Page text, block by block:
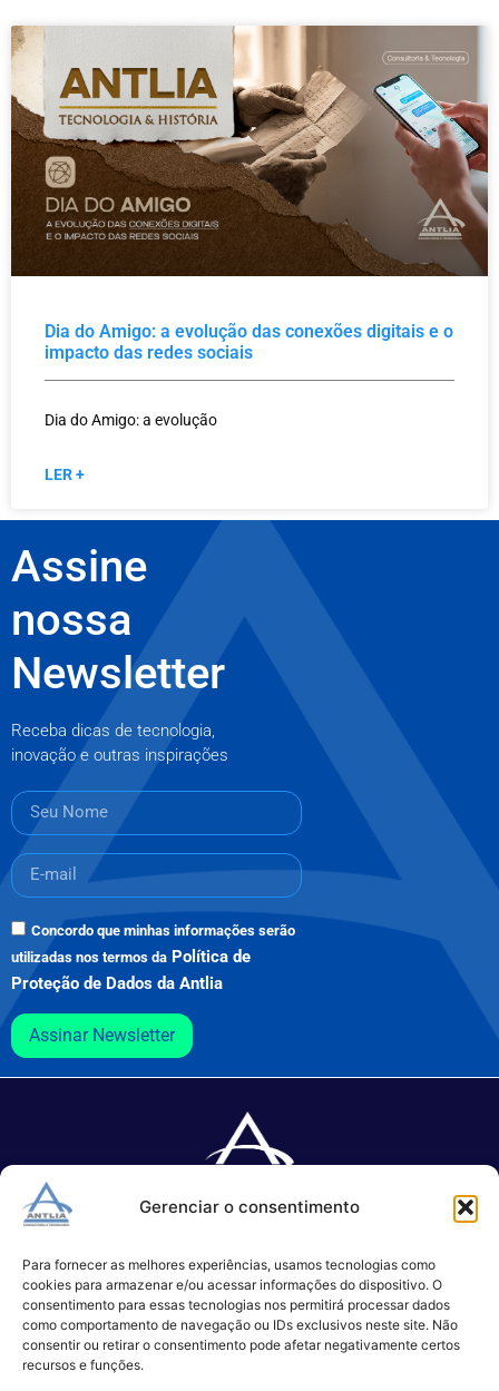
Gerenciar o consentimento
Para fornecer as melhores experiências, usamos tecnologias como
cookies para armazenar e/ou acessar informações do dispositivo. O
consentimento para essas tecnologias nos permitirá processar dados
como comportamento de navegação ou IDs exclusivos neste site. Não
consentir ou retirar o consentimento pode afetar negativamente certos
recursos e funções.
Dia do Amigo: a evolução das conexões digitais e o
impacto das redes sociais
Dia do Amigo: a evolução
LER +
Assine
nossa
Newsletter
Receba dicas de tecnologia,
inovação e outras inspirações
Concordo que minhas informações serão
utilizadas nos termos da Política de
Proteção de Dados da Antlia
Assinar Newsletter
TI.
(11) 3017-0999